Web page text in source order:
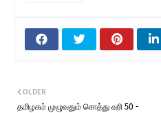
OLDER
தமிழகம் முழுவதும் சொத்து வரி 50 -